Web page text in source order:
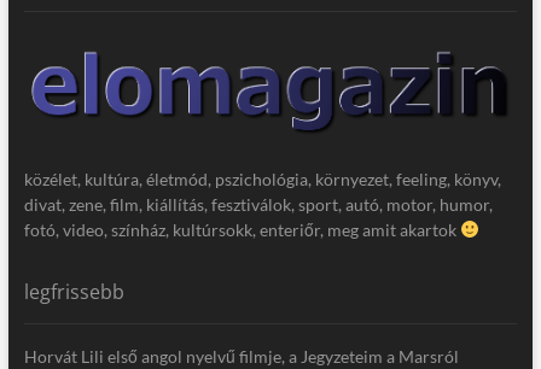
közélet, kultúra, életmód, pszichológia, környezet, feeling, könyv,
divat, zene, film, kiállítás, fesztiválok, sport, autó, motor, humor,
fotó, video, színház, kultúrsokk, enteriőr, meg amit akartok
legfrissebb
Horvát Lili első angol nyelvű filmje, a Jegyzeteim a Marsról